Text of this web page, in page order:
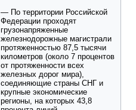
— По территории Российской
Федерации проходят
грузонапряженные
железнодорожные магистрали
протяженностью 87,5 тысячи
километров (около 7 процентов
от протяженности всех
железных дорог мира),
соединяющие страны СНГ и
крупные экономические
регионы, на которых 43,8